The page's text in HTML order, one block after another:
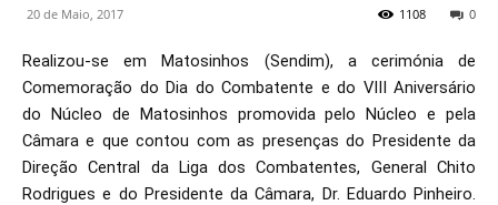
20 de Maio, 2017 0
1108
Realizou-se em Matosinhos (Sendim), a cerimónia de
Comemoração do Dia do Combatente e do VIII Aniversário
do Núcleo de Matosinhos promovida pelo Núcleo e pela
Câmara e que contou com as presenças do Presidente da
Direção Central da Liga dos Combatentes, General Chito
Rodrigues e do Presidente da Câmara, Dr. Eduardo Pinheiro.